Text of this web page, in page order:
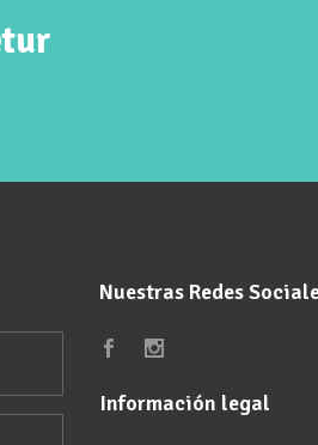
Nuestras Redes
Información legal